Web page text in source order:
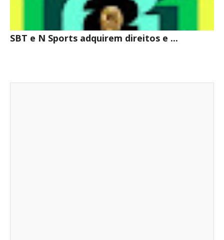
SBT e N Sports adquirem direitos e ...